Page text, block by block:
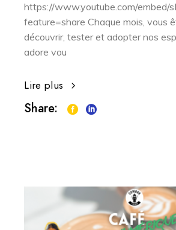
https://www.youtube.com/embed/
feature=share Chaque mois, vous
découvrir, tester et adopter nos
adore vou
Lire plus
Share: